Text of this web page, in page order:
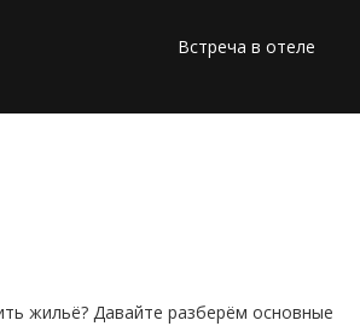
Встреча в отеле
жильё? Давайте разберём основные